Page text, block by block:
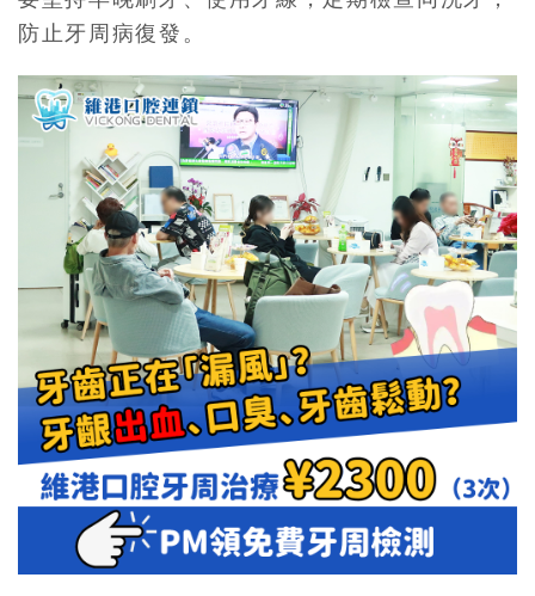
防止牙周病復發。